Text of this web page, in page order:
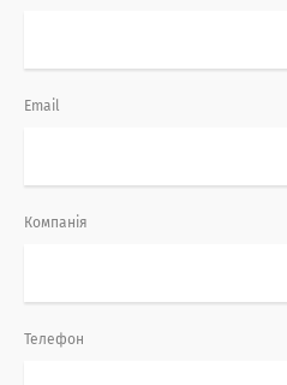
Email
Компанія
Телефон